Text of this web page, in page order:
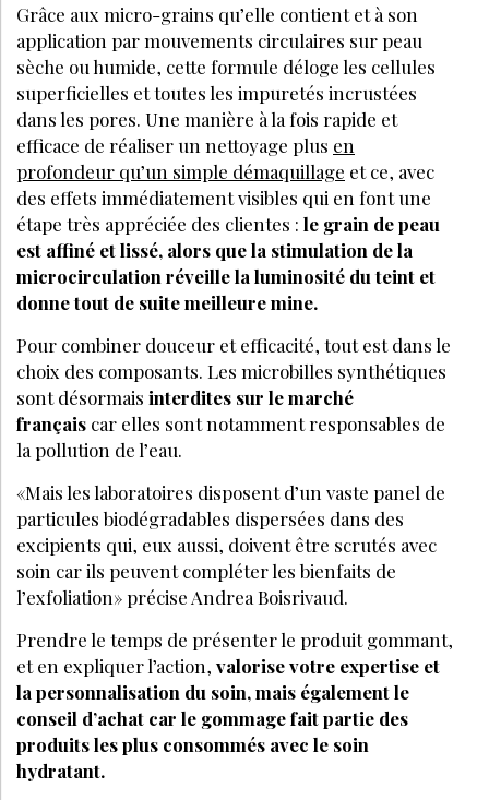
Grâce aux micro-grains qu’elle contient et à son
application par mouvements circulaires sur peau
sèche ou humide, cette formule déloge les cellules
superficielles et toutes les impuretés incrustées
dans les pores. Une manière à la fois rapide et
efficace de réaliser un nettoyage plus en
profondeur qu’un simple démaquillage et ce, avec
des effets immédiatement visibles qui en font une
étape très appréciée des clientes : le grain de peau
est affiné et lissé, alors que la stimulation de la
microcirculation réveille la luminosité du teint et
donne tout de suite meilleure mine.
Pour combiner douceur et efficacité, tout est dans le
choix des composants. Les microbilles synthétiques
sont désormais interdites sur le marché
français car elles sont notamment responsables de
la pollution de l’eau.
«Mais les laboratoires disposent d’un vaste panel de
particules biodégradables dispersées dans des
excipients qui, eux aussi, doivent être scrutés avec
soin car ils peuvent compléter les bienfaits de
l’exfoliation» précise Andrea Boisrivaud.
Prendre le temps de présenter le produit gommant,
et en expliquer l’action, valorise votre expertise et
la personnalisation du soin, mais également le
conseil d’achat car le gommage fait partie des
produits les plus consommés avec le soin
hydratant.